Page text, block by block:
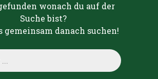
wonach du auf der
Suche bist?
gemeinsam danach suchen!